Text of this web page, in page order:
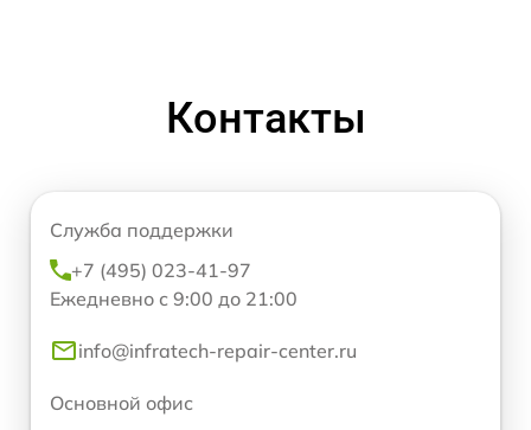
Контакты
Служба поддержки
+7 (495) 023-41-97
Ежедневно с 9:00 до 21:00
info@infratech-repair-center.ru
Основной офис